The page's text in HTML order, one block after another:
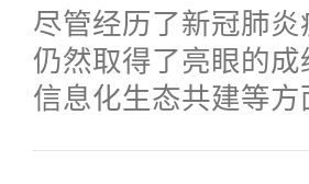
尽管经历了新冠肺
仍然取得了亮眼的
信息化生态共建等